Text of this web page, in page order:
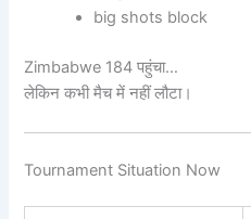
big shots block
Zimbabwe 184 पहुंचा…
लेकिन कभी मैच में नहीं लौटा।
Tournament Situation Now